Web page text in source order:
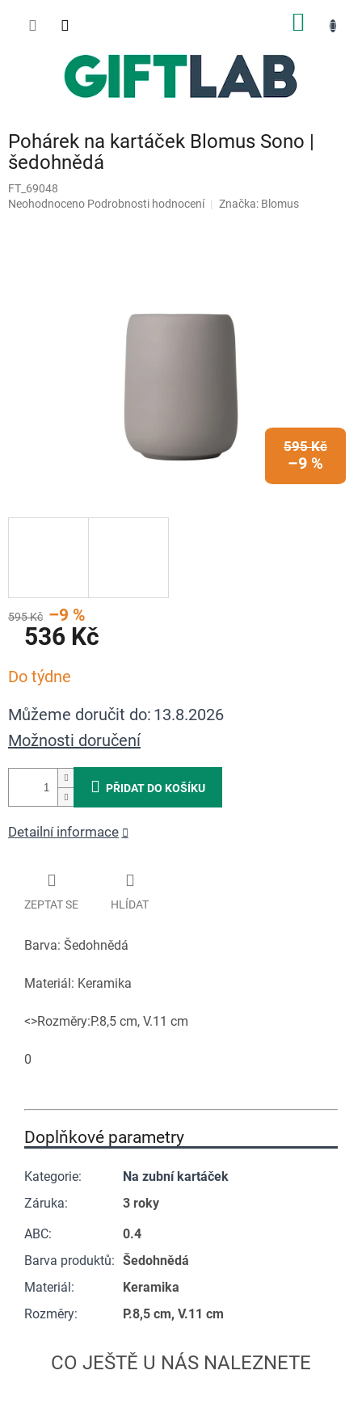
Pohárek na kartáček Blomus Sono |
šedohnědá
FT_69048
Průměrné
Neohodnoceno Podrobnosti hodnocení Značka: Blomus
595 Kč
–9 %
595 Kč –9 %
536 Kč
cena:
Do týdne
Můžeme doručit do: 13.8.2026
Možnosti doručení
PŘIDAT DO KOŠÍKU
Detailní informace
ZEPTAT SE HLÍDAT
Barva: Šedohnědá
Materiál: Keramika
<>Rozměry:P.8,5 cm, V.11 cm
0
Doplňkové parametry
Kategorie:
Na zubní kartáček
Záruka:
3 roky
ABC:
0.4
Barva produktů: Šedohnědá
Materiál :
Keramika
Rozměry: P.8,5 cm, V.11 cm